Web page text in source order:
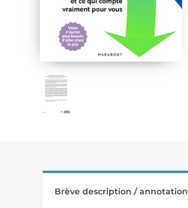
Brève description / annotation